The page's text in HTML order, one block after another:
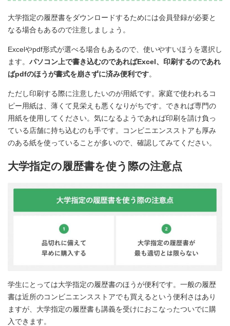
大学指定の履歴書をダウンロードするためには会員登録が必要と
なる場合もあるので注意しましょう。
Excelやpdf形式が選べる場合もあるので、使いやすいほうを選択し
ます。 パソコン上で書き込むのであればExcel、印刷するのであれ
ばpdfのほうが書式を崩さずに済み便利です。
ただし印刷する際に注意したいのが用紙です。家庭で使われるコ
ピー用紙は、薄くて見栄えも悪くなりがちです。できれば専門の
用紙を使用してください。気になるようであれば印刷を請け負っ
ている店舗に持ち込むのも手です。コンビニエンスストアも厚み
のある紙を使っていることが多いので、確認してみてください。
大学指定の履歴書を使う際の注意点
学生にとっては大学指定の履歴書のほうが便利です。一般の履歴
書は近所のコンビニエンスストアでも買えるという便利さはあり
ますが、大学指定の履歴書も講義を受けにおこなったついでに購
入できます。